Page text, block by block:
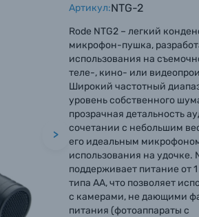
>
Артикул:NTG-2
Rode NTG2 – легкий
микрофон-пушка,
использования на
теле-, кино- или
Широкий частотный
уровень собственного
прозрачная детальность
сочетании с небольшим
его идеальным
использования на удочке.
поддерживает питание от
типа АА, что позволяет
с камерами, не дающими
питания (фотоаппараты с